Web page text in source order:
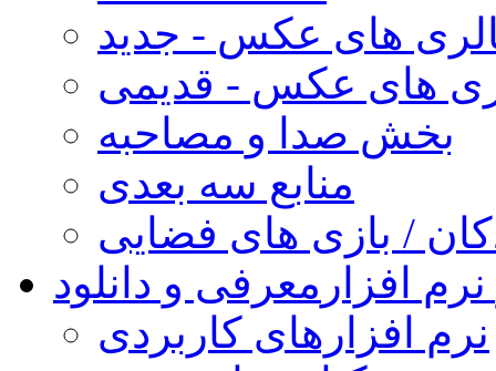
های عکس - جدید
های عکس - قدیمی
بخش صدا و مصاحبه
منابع سه بعدی
/ بازی های فضایی
افزار معرفی و دانلود
نرم افزارهای کاربردی